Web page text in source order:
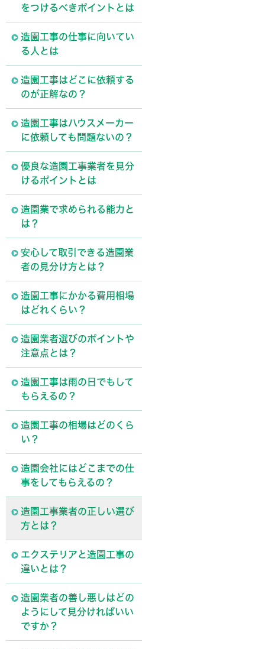
をつけるべきポイントとは
造園工事の仕事に向いてい
る人とは
造園工事はどこに依頼する
のが正解なの？
造園工事はハウスメーカー
に依頼しても問題ないの？
優良な造園工事業者を見分
けるポイントとは
造園業で求められる能力と
は？
安心して取引できる造園業
者の見分け方とは？
造園工事にかかる費用相場
はどれくらい？
造園業者選びのポイントや
注意点とは？
造園工事は雨の日でもして
もらえるの？
造園工事の相場はどのくら
い？
造園会社にはどこまでの仕
事をしてもらえるの？
造園工事業者の正しい選び
方とは？
エクステリアと造園工事の
違いとは？
造園業者の善し悪しはどの
ようにして見分ければいい
ですか？